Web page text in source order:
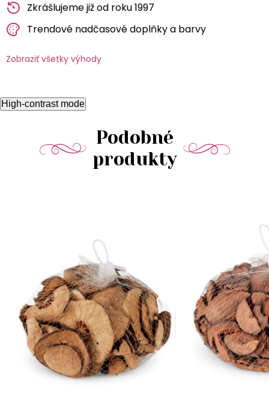
Zkrášlujeme již od roku 1997
Trendové nadčasové doplňky a barvy
Zobraziť všetky výhody
High-contrast mode
Podobné
produkty